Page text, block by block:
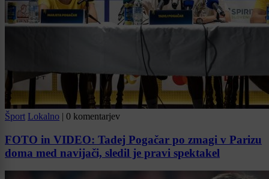
Šport Lokalno | 0 komentarjev
FOTO in VIDEO: Tadej Pogačar po zmagi v Parizu
doma med navijači, sledil je pravi spektakel